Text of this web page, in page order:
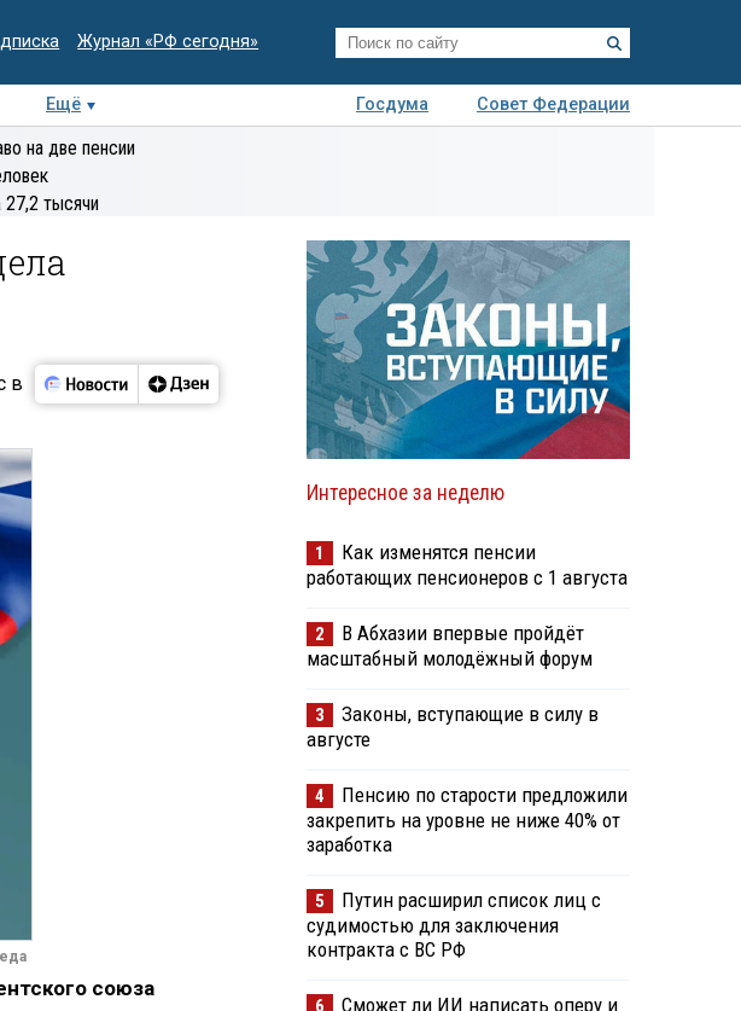
Журнал «РФ сегодня»
Ещё Госдума
Совет Федерации
Деловая
на две пенсии
тысячи
в
союза
Интересное за неделю
1
Как изменятся пенсии
работающих пенсионеров с 1 августа
2
В Абхазии впервые пройдёт
масштабный молодёжный форум
3
Законы, вступающие в силу в
августе
4
Пенсию по старости предложили
закрепить на уровне не ниже 40% от
заработка
5
Путин расширил список лиц с
судимостью для заключения
контракта с ВС РФ
6
Сможет ли ИИ написать оперу и